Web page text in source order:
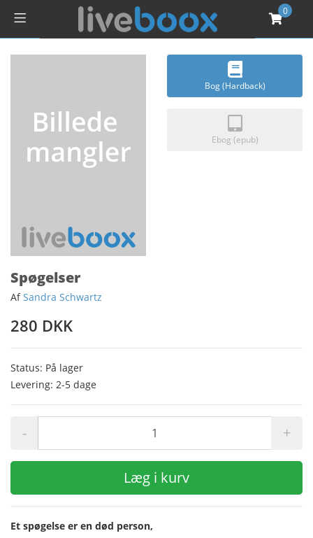
0
Bog (Hardback)
Ebog (epub)
Spøgelser
AfSandra Schwartz
280 DKK
Status: På lager
Levering: 2-5 dage
- +
Læg i kurv
Et spøgelse er en død person,